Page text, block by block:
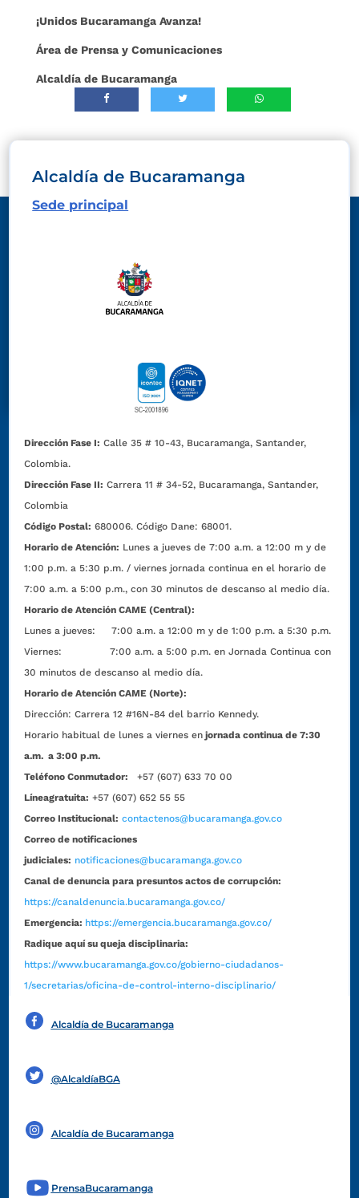
¡Unidos Bucaramanga Avanza!
Área de Prensa y Comunicaciones
Alcaldía de Bucaramanga
Alcaldía de Bucaramanga
Sede principal
Dirección Fase I: Calle 35 # 10-43, Bucaramanga, Santander,
Colombia.
Dirección Fase II: Carrera 11 # 34-52, Bucaramanga, Santander,
Colombia
Código Postal: 680006. Código Dane: 68001.
Horario de Atención: Lunes a jueves de 7:00 a.m. a 12:00 m y de
1:00 p.m. a 5:30 p.m. / viernes jornada continua en el horario de
7:00 a.m. a 5:00 p.m., con 30 minutos de descanso al medio día.
Horario de Atención CAME (Central):
Lunes a jueves: 7:00 a.m. a 12:00 m y de 1:00 p.m. a 5:30 p.m.
Viernes: 7:00 a.m. a 5:00 p.m. en Jornada Continua con
30 minutos de descanso al medio día.
Horario de Atención CAME (Norte):
Dirección:Carrera 12 #16N-84 del barrio Kennedy.
Horario habitual de lunes a viernes en jornada continua de 7:30
a.m. a 3:00 p.m.
Teléfono Conmutador:
+57 (607) 633 70 00
Líneagratuita: +57 (607) 652 55 55
Correo Institucional: contactenos@bucaramanga.gov.co
Correo de notificaciones
judiciales: notificaciones@bucaramanga.gov.co
Canal de denuncia para presuntos actos de corrupción:
https://canaldenuncia.bucaramanga.gov.co/
Emergencia: https://emergencia.bucaramanga.gov.co/
Radique aquí su queja disciplinaria:
https://www.bucaramanga.gov.co/gobierno-ciudadanos-
1/secretarias/oficina-de-control-interno-disciplinario/
Alcaldía de Bucaramanga
@AlcaldíaBGA
Alcaldía de Bucaramanga
PrensaBucaramanga